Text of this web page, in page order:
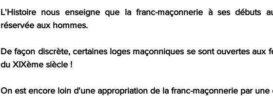
L'Histoire nous enseigne que la franc-maçonnerie à ses débuts
réservée aux hommes.
De façon discrète, certaines loges maçonniques se sont ouvertes aux
du XIXème siècle !
On est encore loin d'une appropriation de la franc-maçonnerie par